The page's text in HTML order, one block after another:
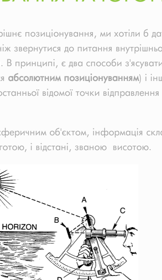
позиціонування, ми хотіли б
звернутися до питання
В принципі, є два способи
абсолютним позиціонуванням) і
відомої точки
об'єктом, інформація
і відстані, званою висотою.